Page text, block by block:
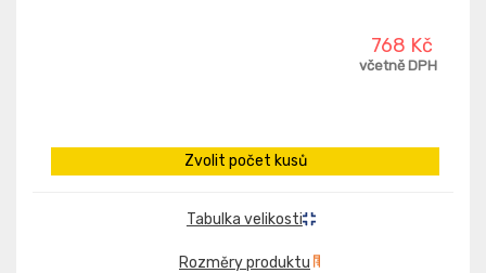
768 Kč
včetně DPH
Zvolit počet kusů
Tabulka velikosti
Rozměry produktu